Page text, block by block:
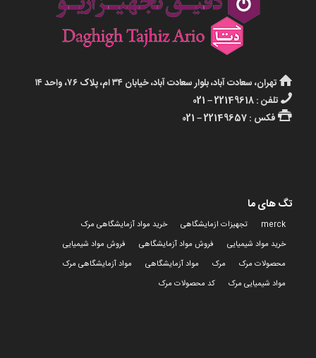
تهران، سعادت آباد، بلوار سعادت آباد، خیابان ۳۴ ام، پلاک ۷۶، واحد ۱۴
تلفن : 22149618 – 021
فکس : 22149657 – 021
تگ های ما
merck تجهیزات ازمایشگاهی
خرید مواد آزمایشگاهی مرک
خرید مواد شیمیایی
فروش مواد آزمایشگاهی
فروش مواد شیمیایی
محصولات مرک
مرک مواد آزمایشگاهی
مواد آزمایشگاهی مرک
مواد شیمیایی مرک
کد محصولات مرک